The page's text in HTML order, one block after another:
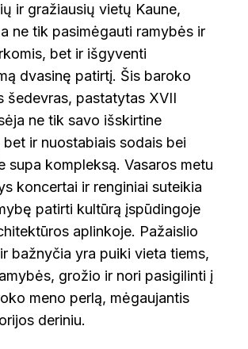
ir gražiausių vietų Kaune,
ne tik pasimėgauti ramybės ir
bet ir išgyventi
dvasinę patirtį. Šis baroko
šedevras, pastatytas XVII
ne tik savo išskirtine
ir nuostabiais sodais bei
supa kompleksą. Vasaros metu
koncertai ir renginiai suteikia
patirti kultūrą įspūdingoje
aplinkoje. Pažaislio
bažnyčia yra puiki vieta tiems,
grožio ir nori pasigilinti į
meno perlą, mėgaujantis
deriniu.